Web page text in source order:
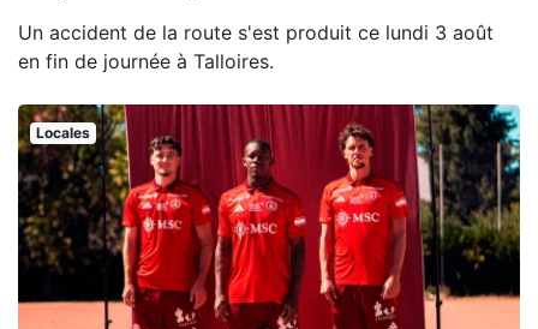
Un accident de la route s'est produit ce lundi 3 août
en fin de journée à Talloires.
Locales